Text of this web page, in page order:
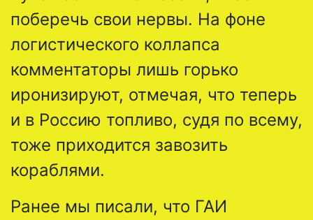
поберечь свои нервы. На фоне
логистического коллапса
комментаторы лишь горько
иронизируют, отмечая, что теперь
и в Россию топливо, судя по всему,
тоже приходится завозить
кораблями.
Ранее мы писали, что ГАИ